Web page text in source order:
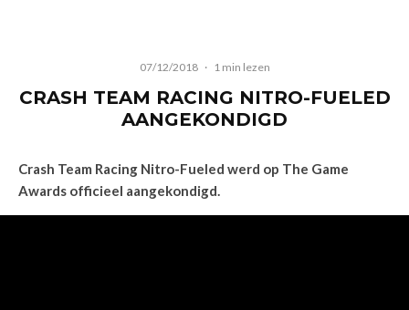
07/12/2018 · 1 min lezen
CRASH TEAM RACING NITRO-FUELED
AANGEKONDIGD
Crash Team Racing Nitro-Fueled werd op The Game
Awards officieel aangekondigd.